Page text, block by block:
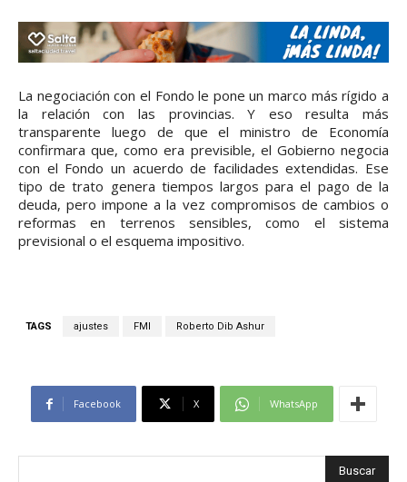
La negociación con el Fondo le pone un marco más rígido a
la relación con las provincias. Y eso resulta más
transparente luego de que el ministro de Economía
confirmara que, como era previsible, el Gobierno negocia
con el Fondo un acuerdo de facilidades extendidas. Ese
tipo de trato genera tiempos largos para el pago de la
deuda, pero impone a la vez compromisos de cambios o
reformas en terrenos sensibles, como el sistema
previsional o el esquema impositivo.
TAGS ajustes FMI Roberto Dib Ashur
Facebook X WhatsApp